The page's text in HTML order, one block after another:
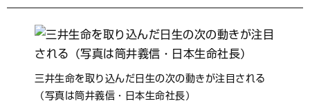
三井生命を取り込んだ日生の次の動きが注目される
（写真は筒井義信・日本生命社長）